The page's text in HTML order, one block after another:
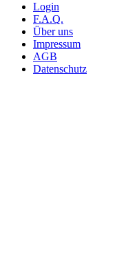
Login
F.A.Q.
Über uns
Impressum
AGB
Datenschutz